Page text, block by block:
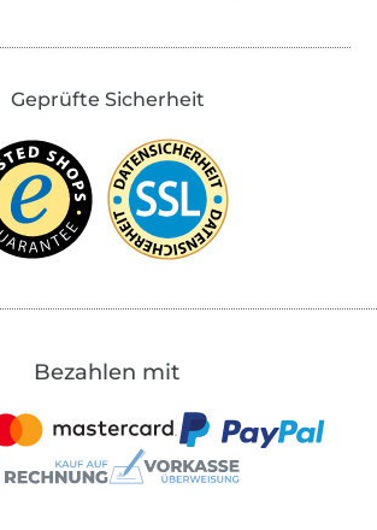
Geprüfte Sicherheit
Bezahlen mit